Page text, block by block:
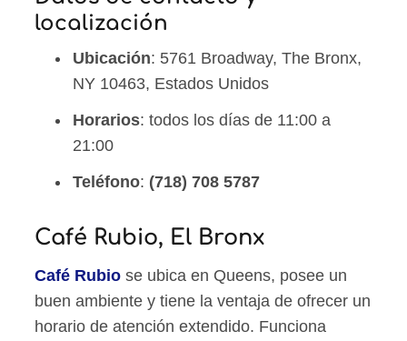
localización
Ubicación: 5761 Broadway, The Bronx,
NY 10463, Estados Unidos
Horarios: todos los días de 11:00 a
21:00
Teléfono: (718) 708 5787
Café Rubio, El Bronx
Café Rubio se ubica en Queens, posee un
buen ambiente y tiene la ventaja de ofrecer un
horario de atención extendido. Funciona